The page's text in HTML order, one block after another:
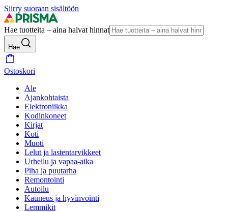
Siirry suoraan sisältöön
Hae tuotteita – aina halvat hinnat
Hae
Ostoskori
Ale
Ajankohtaista
Elektroniikka
Kodinkoneet
Kirjat
Koti
Muoti
Lelut ja lastentarvikkeet
Urheilu ja vapaa-aika
Piha ja puutarha
Remontointi
Autoilu
Kauneus ja hyvinvointi
Lemmikit